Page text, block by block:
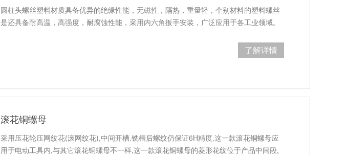
圆柱头螺丝塑料材质具备优异的绝缘性能，无磁性，隔热，重量轻，个别材料的塑料螺丝
是还具备耐高温，高强度，耐腐蚀性能，采用内六角扳手安装，广泛应用于各工业领域。
了解详情
滚花铜螺母
采用压花轮压网纹花(滚网纹花),中间开槽.铣槽后螺纹仍保证6H精度.这一款滚花铜螺母应
用于电动工具内,与其它滚花铜螺母不一样,这一款滚花铜螺母的菱形花纹位于产品中间段,